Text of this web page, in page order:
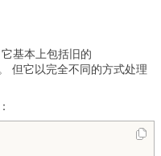
基本上包括旧的
但它以完全不同的方式处理